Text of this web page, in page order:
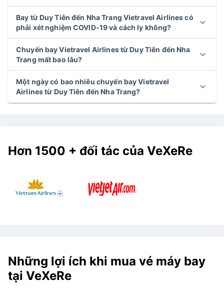
Bay từ Duy Tiên đến Nha Trang Vietravel Airlines có
phải xét nghiệm COVID-19 và cách ly không?
Chuyến bay Vietravel Airlines từ Duy Tiên đến Nha
Trang mất bao lâu?
Một ngày có bao nhiêu chuyến bay Vietravel
Airlines từ Duy Tiên đến Nha Trang?
Hơn 1500 + đối tác của VeXeRe
Những lợi ích khi mua vé máy bay
tại VeXeRe